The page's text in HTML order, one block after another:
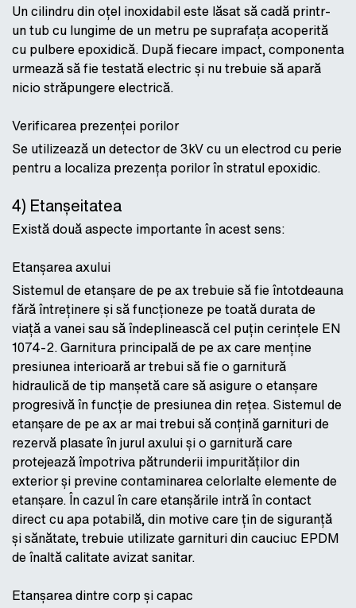
Un cilindru din oțel inoxidabil este lăsat să cadă printr-
un tub cu lungime de un metru pe suprafața acoperită
cu pulbere epoxidică. După fiecare impact, componenta
urmează să fie testată electric și nu trebuie să apară
nicio străpungere electrică.
Verificarea prezenței porilor
Se utilizează un detector de 3kV cu un electrod cu perie
pentru a localiza prezența porilor în stratul epoxidic.
4) Etanșeitatea
Există două aspecte importante în acest sens:
Etanșarea axului
Sistemul de etanșare de pe ax trebuie să fie întotdeauna
fără întreținere și să funcționeze pe toată durata de
viață a vanei sau să îndeplinească cel puțin cerințele EN
1074-2. Garnitura principală de pe ax care menține
presiunea interioară ar trebui să fie o garnitură
hidraulică de tip manșetă care să asigure o etanșare
progresivă în funcție de presiunea din rețea. Sistemul de
etanșare de pe ax ar mai trebui să conțină garnituri de
rezervă plasate în jurul axului și o garnitură care
protejează împotriva pătrunderii impurităților din
exterior și previne contaminarea celorlalte elemente de
etanșare. În cazul în care etanșările intră în contact
direct cu apa potabilă, din motive care țin de siguranță
și sănătate, trebuie utilizate garnituri din cauciuc EPDM
de înaltă calitate avizat sanitar.
Etanșarea dintre corp și capac